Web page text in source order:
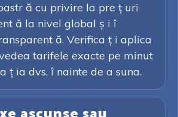
ă cu privire la pre ț uri
ă la nivel global ș i î
ă. Verifica ț i aplica
tarifele exacte pe minut
ț ia dvs. î nainte de a suna.